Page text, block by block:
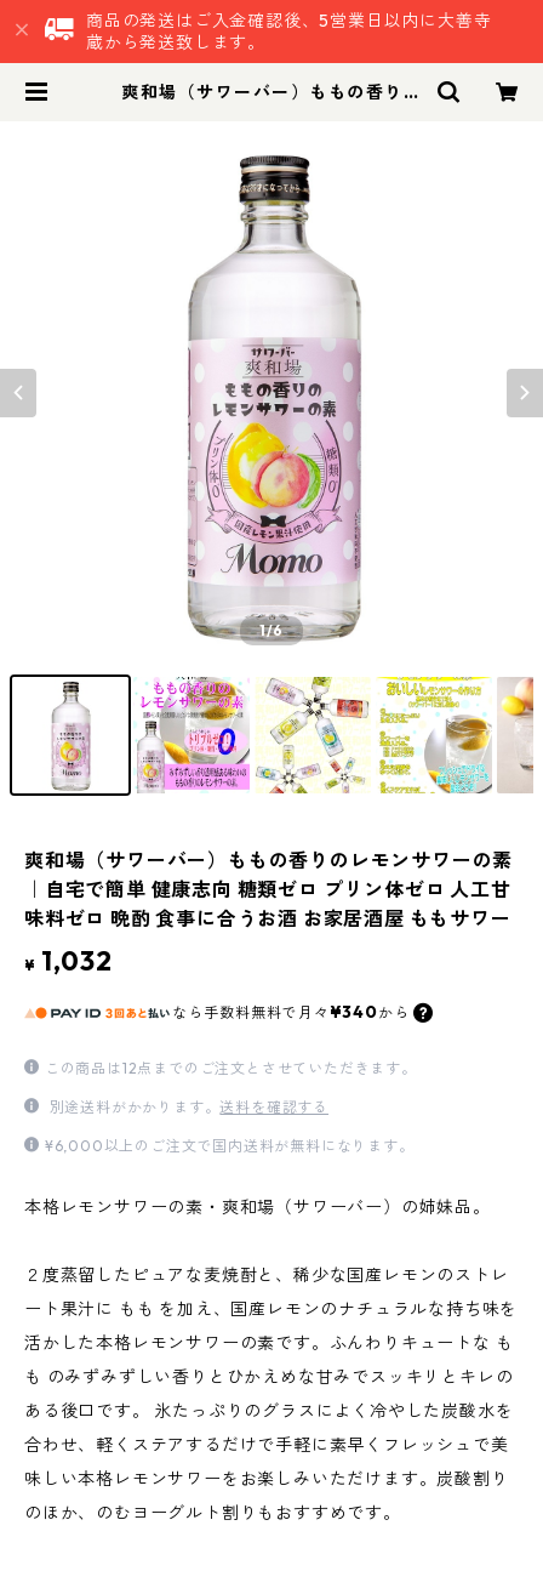
商品の発送はご入金確認後、5営業日以内に大善寺
蔵から発送致します。
爽和場（サワーバー）ももの香りの
味料ゼロ 晩酌 食事に合うお酒 お家
居酒屋 ももサワー | 鷹正宗株式会社
1/6
爽和場（サワーバー）ももの香りのレモンサワーの素
｜自宅で簡単 健康志向 糖類ゼロ プリン体ゼロ 人工甘
味料ゼロ 晩酌 食事に合うお酒 お家居酒屋 ももサワー
¥ 1,032
なら 手数料無料で 月々 ¥340から
この商品は12点までのご注文とさせていただきます。
別途送料がかかります。送料を確認する
¥6,000以上のご注文で国内送料が無料になります。
本格レモンサワーの素・爽和場（サワーバー）の姉妹品。
２度蒸留したピュアな麦焼酎と、稀少な国産レモンのストレ
ート果汁に もも を加え、国産レモンのナチュラルな持ち味を
活かした本格レモンサワーの素です。ふんわりキュートな も
も のみずみずしい香りとひかえめな甘みでスッキリとキレの
ある後口です。 氷たっぷりのグラスによく冷やした炭酸水を
合わせ、軽くステアするだけで手軽に素早くフレッシュで美
味しい本格レモンサワーをお楽しみいただけます。炭酸割り
のほか、のむヨーグルト割りもおすすめです。